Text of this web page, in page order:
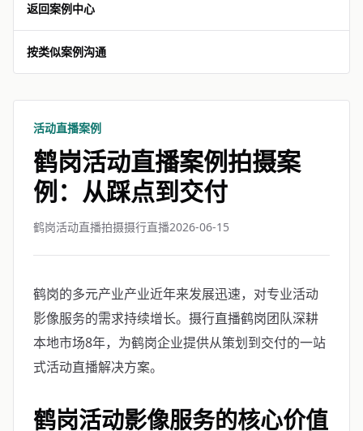
返回案例中心
按类似案例沟通
活动直播案例
鹤岗活动直播案例拍摄案
例：从踩点到交付
鹤岗活动直播拍摄摄行直播2026-06-15
鹤岗的多元产业产业近年来发展迅速，对专业活动
影像服务的需求持续增长。摄行直播鹤岗团队深耕
本地市场8年，为鹤岗企业提供从策划到交付的一站
式活动直播解决方案。
鹤岗活动影像服务的核心价值